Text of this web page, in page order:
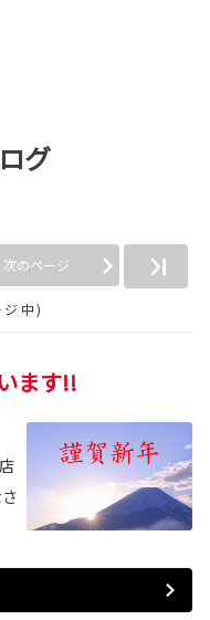
グ
次のページ
中)
ます!!